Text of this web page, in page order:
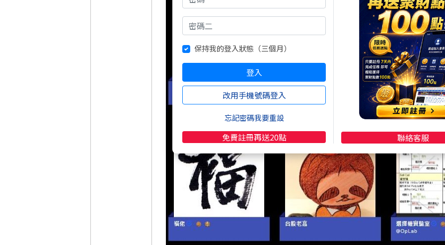
保持我的登入狀態（三個月）
登入
改用手機號碼登入
忘記密碼我要重設
免費註冊再送20點 聯絡客服